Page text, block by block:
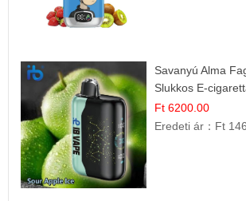
Savanyú Alma
Slukkos E-
Ft 6200.00
Eredeti ár： Ft